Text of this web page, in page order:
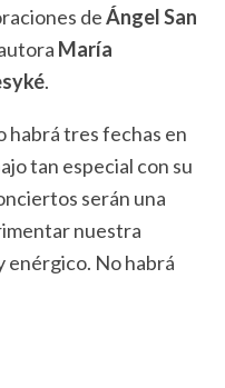
deÁngel San
María
.
habrá tres fechas en
tan especial con su
serán una
nuestra
enérgico. No habrá